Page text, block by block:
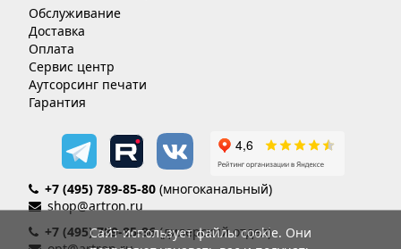
Обслуживание
Доставка
Оплата
Сервис центр
Аутсорсинг печати
Гарантия
+7 (495) 789-85-80 (многоканальный)
shop@artron.ru
+7 (495) 789-85-86(дилерский отдел)
Сайт использует файлы cookie. Они